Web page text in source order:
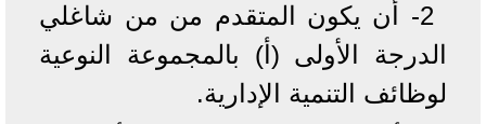
2- أن يكون المتقدم من من شاغلي
الدرجة الأولى (أ) بالمجموعة النوعية
لوظائف التنمية الإدارية.